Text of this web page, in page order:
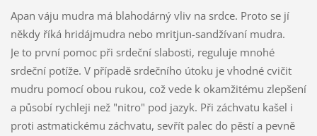
Apan váju mudra má blahodárný vliv na srdce. Proto se jí
někdy říká hridájmudra nebo mritjun-sandžívaní mudra.
Je to první pomoc při srdeční slabosti, reguluje mnohé
srdeční potíže. V případě srdečního útoku je vhodné cvičit
mudru pomocí obou rukou, což vede k okamžitému zlepšení
a působí rychleji než "nitro" pod jazyk. Při záchvatu kašel i
proti astmatickému záchvatu, sevřít palec do pěstí a pevně